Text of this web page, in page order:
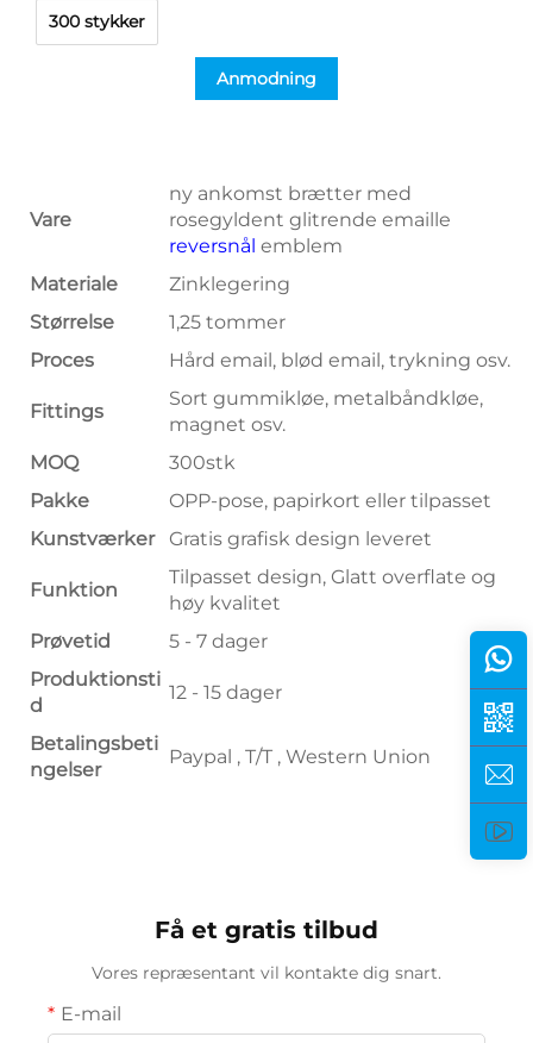
300 stykker
Anmodning
Vare
ny ankomst brætter med
rosegyldent glitrende emaille
reversnål emblem
Materiale
Zinklegering
Størrelse
1,25 tommer
Proces
Hård email, blød email, trykning osv.
Fittings
Sort gummikløe, metalbåndkløe,
magnet osv.
MOQ
300stk
Pakke
OPP-pose, papirkort eller tilpasset
Kunstværker
Gratis grafisk design leveret
Funktion
Tilpasset design, Glatt overflate og
høy kvalitet
Prøvetid
5 - 7 dager
Produktionsti
d
12 - 15 dager
Betalingsbeti
ngelser
Paypal , T/T , Western Union
Få et gratis tilbud
Vores repræsentant vil kontakte dig snart.
E-mail